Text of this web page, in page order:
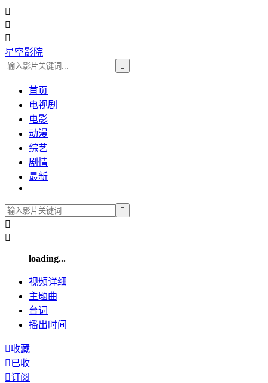



星空影院

首页
电视剧
电影
动漫
综艺
剧情
最新



loading...
视频详细
主题曲
台词
播出时间
收藏
已收
订阅